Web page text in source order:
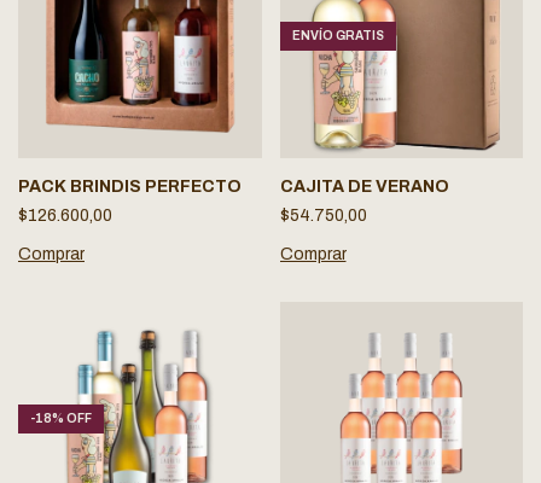
PACK BRINDIS PERFECTO
$126.600,00
ENVÍO GRATIS
CAJITA DE VERANO
$54.750,00
-18% OFF